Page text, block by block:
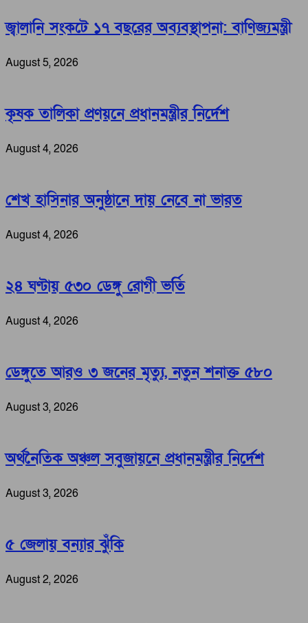
জ্বালানি সংকটে ১৭ বছরের অব্যবস্থাপনা: বাণিজ্যমন্ত্রী
August 5, 2026
কৃষক তালিকা প্রণয়নে প্রধানমন্ত্রীর নির্দেশ
August 4, 2026
শেখ হাসিনার অনুষ্ঠানে দায় নেবে না ভারত
August 4, 2026
২৪ ঘণ্টায় ৫৩০ ডেঙ্গু রোগী ভর্তি
August 4, 2026
ডেঙ্গুতে আরও ৩ জনের মৃত্যু, নতুন শনাক্ত ৫৮০
August 3, 2026
অর্থনৈতিক অঞ্চল সবুজায়নে প্রধানমন্ত্রীর নির্দেশ
August 3, 2026
৫ জেলায় বন্যার ঝুঁকি
August 2, 2026